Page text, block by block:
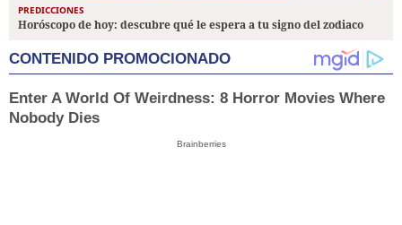
PREDICCIONES
Horóscopo de hoy: descubre qué le espera a tu signo del zodiaco
CONTENIDO PROMOCIONADO
Enter A World Of Weirdness: 8 Horror Movies Where
Nobody Dies
Brainberries